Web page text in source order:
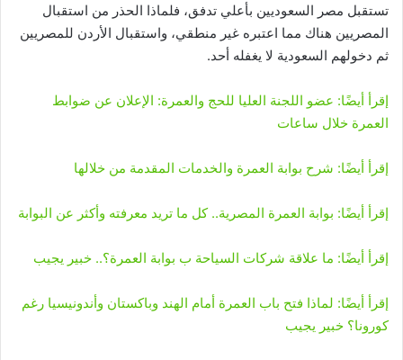
تستقبل مصر السعوديين بأعلي تدفق، فلماذا الحذر من استقبال
المصريين هناك مما اعتبره غير منطقي، واستقبال الأردن للمصريين
ثم دخولهم السعودية لا يغفله أحد.
إقرأ أيضًا: عضو اللجنة العليا للحج والعمرة: الإعلان عن ضوابط
العمرة خلال ساعات
إقرأ أيضًا: شرح بوابة العمرة والخدمات المقدمة من خلالها
إقرأ أيضًا: بوابة العمرة المصرية.. كل ما تريد معرفته وأكثر عن البوابة
إقرأ أيضًا: ما علاقة شركات السياحة ب بوابة العمرة؟.. خبير يجيب
إقرأ أيضًا: لماذا فتح باب العمرة أمام الهند وباكستان وأندونيسيا رغم
كورونا؟ خبير يجيب